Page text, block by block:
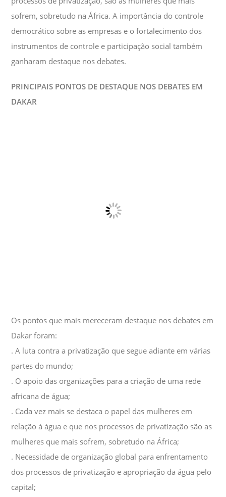
sofrem, sobretudo na África. A importância do controle
democrático sobre as empresas e o fortalecimento dos
instrumentos de controle e participação social também
ganharam destaque nos debates.
PRINCIPAIS PONTOS DE DESTAQUE NOS DEBATES EM
DAKAR
Os pontos que mais mereceram destaque nos debates em
Dakar foram:
. A luta contra a privatização que segue adiante em várias
partes do mundo;
. O apoio das organizações para a criação de uma rede
africana de água;
. Cada vez mais se destaca o papel das mulheres em
relação à água e que nos processos de privatização são as
mulheres que mais sofrem, sobretudo na África;
. Necessidade de organização global para enfrentamento
dos processos de privatização e apropriação da água pelo
capital;